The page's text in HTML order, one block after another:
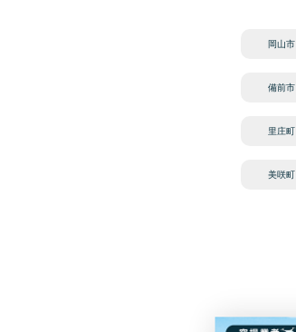
岡山市
備前市
里庄町
美咲町